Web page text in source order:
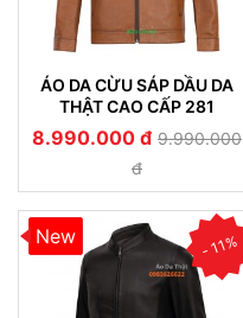
ÁO DA CỪU SÁP DẦU DA
THẬT CAO CẤP 281
8.990.000 đ 9.990.000
đ
New - 11%